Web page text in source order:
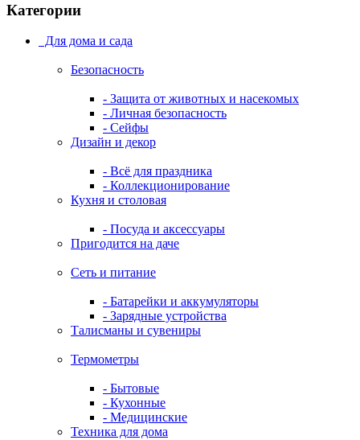
Категории
Для дома и сада
Безопасность
- Защита от животных и насекомых
- Личная безопасность
- Сейфы
Дизайн и декор
- Всё для праздника
- Коллекционирование
Кухня и столовая
- Посуда и аксессуары
Пригодится на даче
Сеть и питание
- Батарейки и аккумуляторы
- Зарядные устройства
Талисманы и сувениры
Термометры
- Бытовые
- Кухонные
- Медицинские
Техника для дома